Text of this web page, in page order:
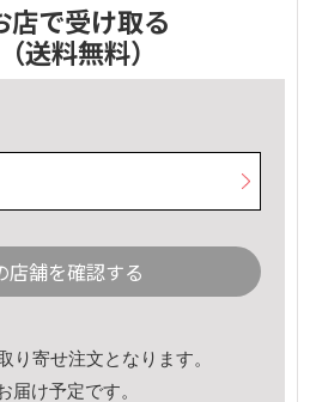
店で受け取る
（送料無料）
店舗を確認する
り寄せ注文となります。
届け予定です。